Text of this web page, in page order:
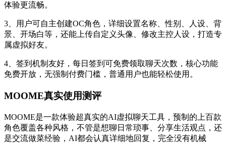
体验更流畅。
3、用户可自主创建OC角色，详细设置名称、性别、人设、背
景、开场白等，还能上传自定义头像、修改主控人设，打造专
属虚拟好友。
4、签到机制友好，每日签到可免费领取聊天次数，核心功能
免费开放，无强制付费门槛，普通用户也能轻松使用。
MOOME真实使用测评
MOOME是一款体验超真实的AI虚拟聊天工具，预制的上百款
角色覆盖各种风格，不管是想聊日常琐事、分享生活观点，还
是交流做菜经验，AI都会认真详细地回复，完全没有机械